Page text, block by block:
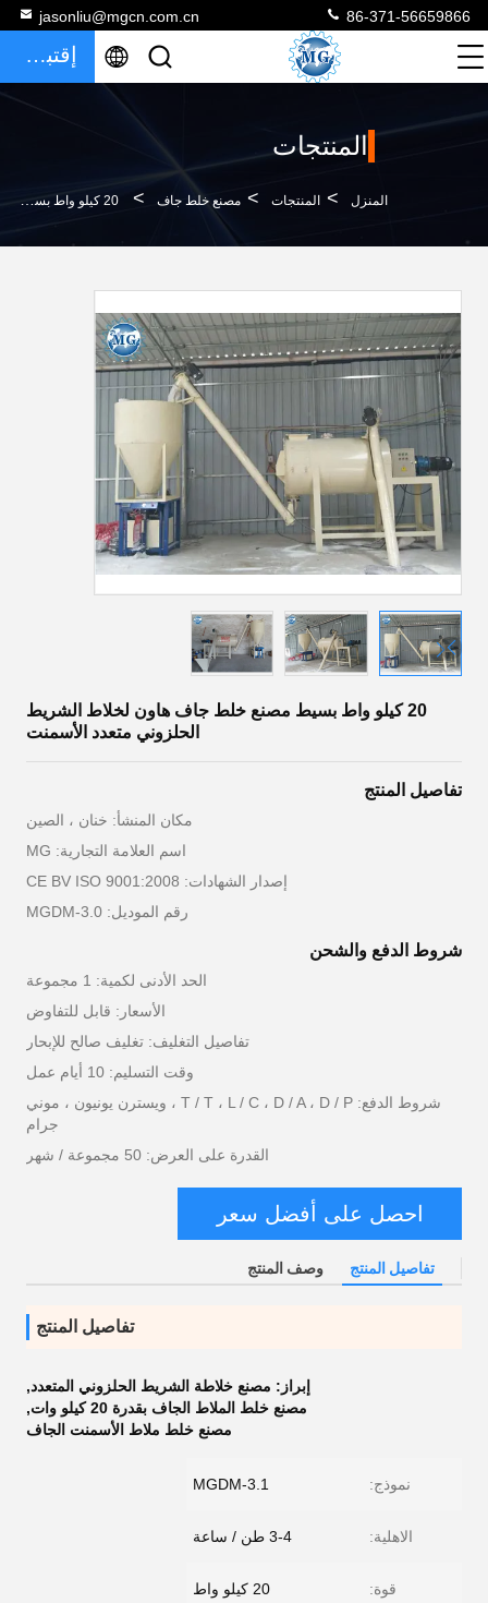
jasonliu@mgcn.com.cn 86-371-56659866
إقتباس
المنتجات
المنزل > المنتجات > مصنع خلط جاف > 20 كيلو واط بسيط مصنع خلط جاف هاون لخلاط الشريط الحلزوني متعدد الأسمنت
20 كيلو واط بسيط مصنع خلط جاف هاون لخلاط الشريط
الحلزوني متعدد الأسمنت
تفاصيل المنتج
مكان المنشأ: خنان ، الصين
اسم العلامة التجارية: MG
إصدار الشهادات: CE BV ISO 9001:2008
رقم الموديل: MGDM-3.0
شروط الدفع والشحن
الحد الأدنى لكمية: 1 مجموعة
الأسعار: قابل للتفاوض
تفاصيل التغليف: تغليف صالح للإبحار
وقت التسليم: 10 أيام عمل
شروط الدفع: T / T ، L / C ، D / A ، D / P ، ويسترن يونيون ، موني
جرام
القدرة على العرض: 50 مجموعة / شهر
احصل على أفضل سعر
تفاصيل المنتج وصف المنتج
تفاصيل المنتج
إبراز: مصنع خلاطة الشريط الحلزوني المتعدد,
مصنع خلط الملاط الجاف بقدرة 20 كيلو وات
,
مصنع خلط ملاط ​​الأسمنت الجاف
نموذج: MGDM-3.1
الاهلية: 3-4 طن / ساعة
قوة: 20 كيلو واط